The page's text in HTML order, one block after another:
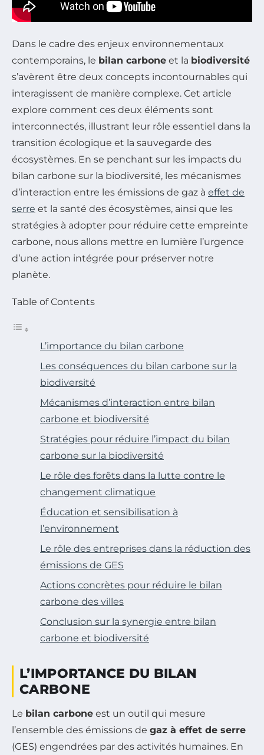
Dans le cadre des enjeux environnementaux
contemporains, le bilan carbone et la biodiversité
s’avèrent être deux concepts incontournables qui
interagissent de manière complexe. Cet article
explore comment ces deux éléments sont
interconnectés, illustrant leur rôle essentiel dans la
transition écologique et la sauvegarde des
écosystèmes. En se penchant sur les impacts du
bilan carbone sur la biodiversité, les mécanismes
d’interaction entre les émissions de gaz à effet de
serre et la santé des écosystèmes, ainsi que les
stratégies à adopter pour réduire cette empreinte
carbone, nous allons mettre en lumière l’urgence
d’une action intégrée pour préserver notre
planète.
Table of Contents
L’importance du bilan carbone
Les conséquences du bilan carbone sur la
biodiversité
Mécanismes d’interaction entre bilan
carbone et biodiversité
Stratégies pour réduire l’impact du bilan
carbone sur la biodiversité
Le rôle des forêts dans la lutte contre le
changement climatique
Éducation et sensibilisation à
l’environnement
Le rôle des entreprises dans la réduction des
émissions de GES
Actions concrètes pour réduire le bilan
carbone des villes
Conclusion sur la synergie entre bilan
carbone et biodiversité
L’IMPORTANCE DU BILAN
CARBONE
Le bilan carbone est un outil qui mesure
l’ensemble des émissions de gaz à effet de serre
(GES) engendrées par des activités humaines. En